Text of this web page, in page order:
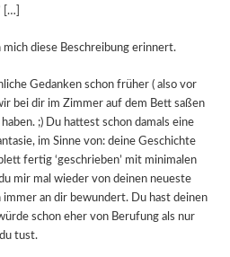
[…]
diese Beschreibung erinnert.
Gedanken schon früher ( also vor
bei dir im Zimmer auf dem Bett saßen
;) Du hattest schon damals eine
im Sinne von: deine Geschichte
fertig ‘geschrieben’ mit minimalen
mir mal wieder von deinen neueste
immer an dir bewundert. Du hast deinen
schon eher von Berufung als nur
tust.